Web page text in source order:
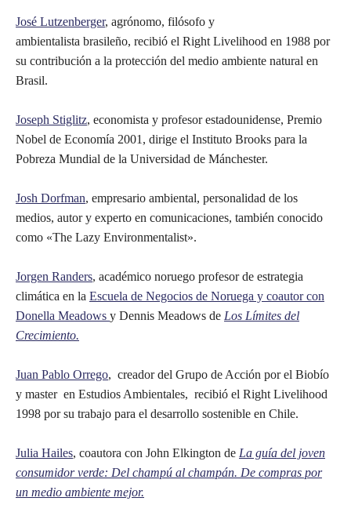
José Lutzenberger, agrónomo, filósofo y
ambientalista brasileño, recibió el Right Livelihood en 1988 por
su contribución a la protección del medio ambiente natural en
Brasil.
Joseph Stiglitz, economista y profesor estadounidense, Premio
Nobel de Economía 2001, dirige el Instituto Brooks para la
Pobreza Mundial de la Universidad de Mánchester.
Josh Dorfman, empresario ambiental, personalidad de los
medios, autor y experto en comunicaciones, también conocido
como «The Lazy Environmentalist».
Jorgen Randers, académico noruego profesor de estrategia
climática en la Escuela de Negocios de Noruega y coautor con
Donella Meadows y Dennis Meadows de Los Límites del
Crecimiento.
Juan Pablo Orrego, creador del Grupo de Acción por el Biobío
y master en Estudios Ambientales, recibió el Right Livelihood
1998 por su trabajo para el desarrollo sostenible en Chile.
Julia Hailes, coautora con John Elkington de La guía del joven
consumidor verde: Del champú al champán. De compras por
un medio ambiente mejor.